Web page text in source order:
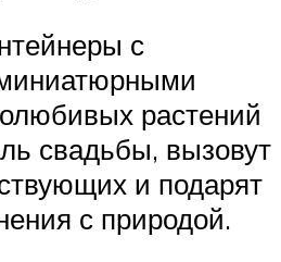
с
растений
свадьбы, вызовут
и подарят
с природой.